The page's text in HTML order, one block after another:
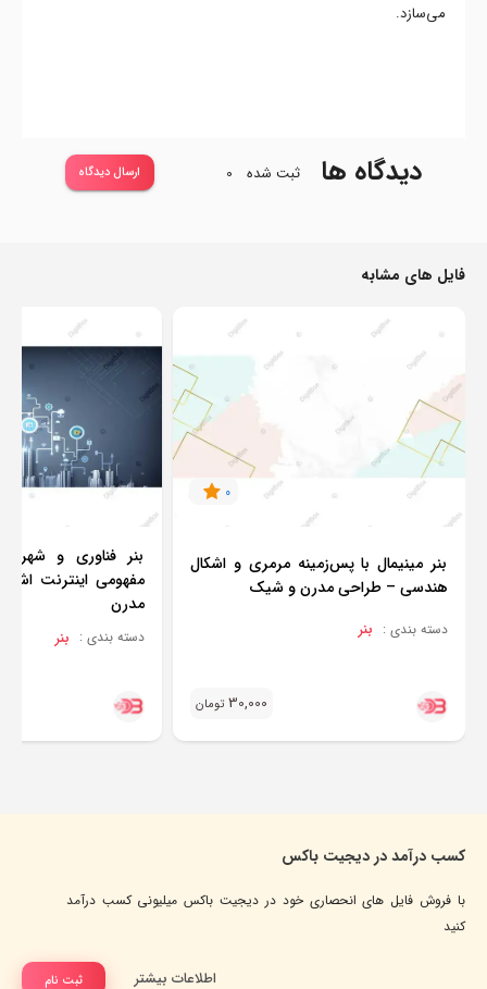
می‌سازد.
دیدگاه ها ثبت شده 0 ارسال دیدگاه
فایل های مشابه
0
بنر مینیمال با پس‌زمینه مرمری و اشکال
هندسی – طراحی مدرن و شیک
دسته بندی : بنر
30,000 تومان
بنر فناوری و شهر
مدرن
دسته بندی : بنر
کسب درآمد در دیجیت باکس
با فروش فایل های انحصاری خود در دیجیت باکس میلیونی کسب درآمد
کنید
ثبت نام اطلاعات بیشتر